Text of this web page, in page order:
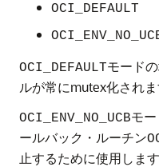
OCI_DEFAULT
OCI_DEFAULTモード
ルが常にmutex化されま
OCI_ENV_NO_UCBモ
ールバック・ルーチン
止するために使用しま